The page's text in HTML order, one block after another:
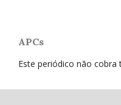
APCs
Este periódico não cobra